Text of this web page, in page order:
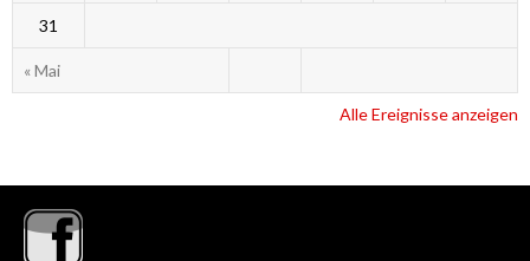
« Mai
31
Alle Ereignisse anzeigen